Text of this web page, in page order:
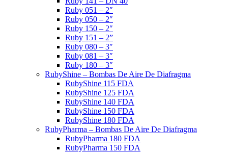
Ruby 051 – 2″
Ruby 050 – 2″
Ruby 150 – 2″
Ruby 151 – 2”
Ruby 080 – 3″
Ruby 081 – 3″
Ruby 180 – 3″
RubyShine – Bombas De Aire De Diafragma
RubyShine 115 FDA
RubyShine 125 FDA
RubyShine 140 FDA
RubyShine 150 FDA
RubyShine 180 FDA
RubyPharma – Bombas De Aire De Diafragma
RubyPharma 180 FDA
RubyPharma 150 FDA